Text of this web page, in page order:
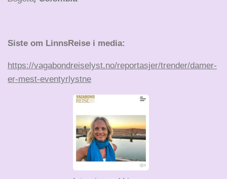
Siste om LinnsReise i media:
https://vagabondreiselyst.no/reportasjer/trender/damer-
er-mest-eventyrlystne